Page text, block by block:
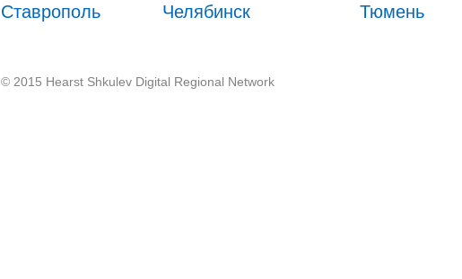
Ставрополь Челябинск Тюмень
© 2015 Hearst Shkulev Digital Regional Network